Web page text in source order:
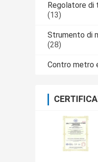
Regolatore
(13)
Strumento di
(28)
Contro metro